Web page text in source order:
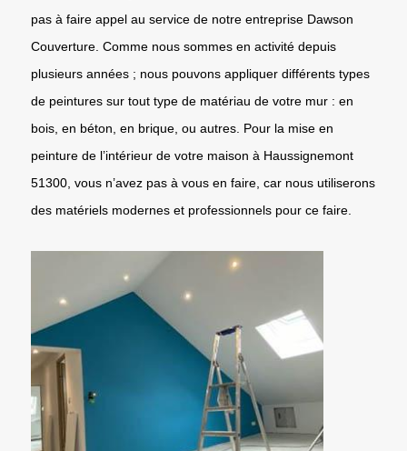
pas à faire appel au service de notre entreprise Dawson
Couverture. Comme nous sommes en activité depuis
plusieurs années ; nous pouvons appliquer différents types
de peintures sur tout type de matériau de votre mur : en
bois, en béton, en brique, ou autres. Pour la mise en
peinture de l’intérieur de votre maison à Haussignemont
51300, vous n’avez pas à vous en faire, car nous utiliserons
des matériels modernes et professionnels pour ce faire.